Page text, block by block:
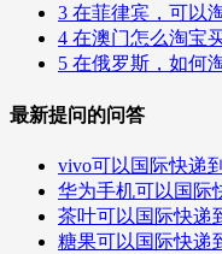
3 在菲律宾，可以
4 在澳门怎么淘宝
5 在俄罗斯，如何
最新提问的问答
vivo可以国际快递
华为手机可以国际
茶叶可以国际快递
糖果可以国际快递